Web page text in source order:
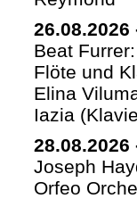
26.08.2026
Beat
Flöte und
Elina
Iazia
28.08.2026
Joseph
Orfeo